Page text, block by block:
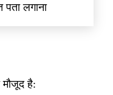
पता लगाना
है: